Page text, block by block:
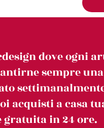
dove ogni
sempre
acquisti a casa
gratuita in 24 ore.